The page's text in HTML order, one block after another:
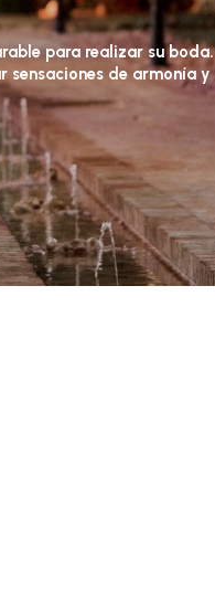
para realizar su boda.
sensaciones de armonía y